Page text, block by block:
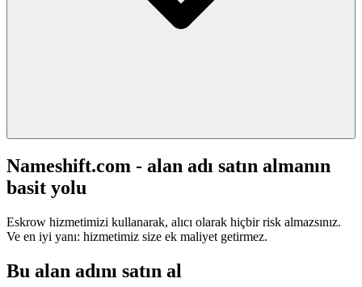
Nameshift.com - alan adı satın almanın
basit yolu
Eskrow hizmetimizi kullanarak, alıcı olarak hiçbir risk almazsınız.
Ve en iyi yanı: hizmetimiz size ek maliyet getirmez.
Bu alan adını satın al